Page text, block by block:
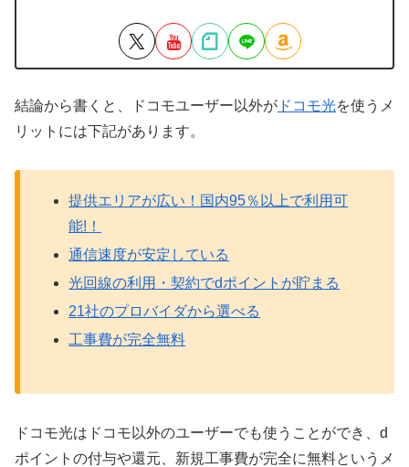
結論から書くと、ドコモユーザー以外が ドコモ光を使うメ
リットには下記があります。
提供エリアが広い！国内95％以上で利用可
能!！
通信速度が安定している
光回線の利用・契約でdポイントが貯まる
21社のプロバイダから選べる
工事費が完全無料
ドコモ光はドコモ以外のユーザーでも使うことができ、d
ポイントの付与や還元、新規工事費が完全に無料というメ